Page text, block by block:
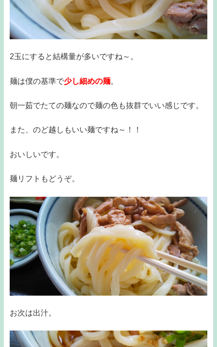
2玉にすると結構量が多いですね～。
麺は僕の基準で少し細めの麺。
朝一茹でたての麺なので麺の色も抜群でいい感じです。
また、のど越しもいい麺ですね～！！
おいしいです。
麺リフトもどうぞ。
お次は出汁。